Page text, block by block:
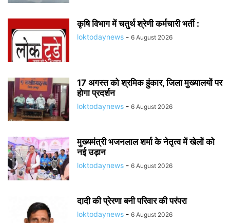
कृषि विभाग में चतुर्थ श्रेणी कर्मचारी भर्ती :
loktodaynews - 6 August 2026
17 अगस्त को श्रमिक हुंकार, जिला मुख्यालयों पर
होगा प्रदर्शन
loktodaynews - 6 August 2026
मुख्यमंत्री भजनलाल शर्मा के नेतृत्व में खेलों को
नई उड़ान
loktodaynews - 6 August 2026
दादी की प्रेरणा बनी परिवार की परंपरा
loktodaynews - 6 August 2026